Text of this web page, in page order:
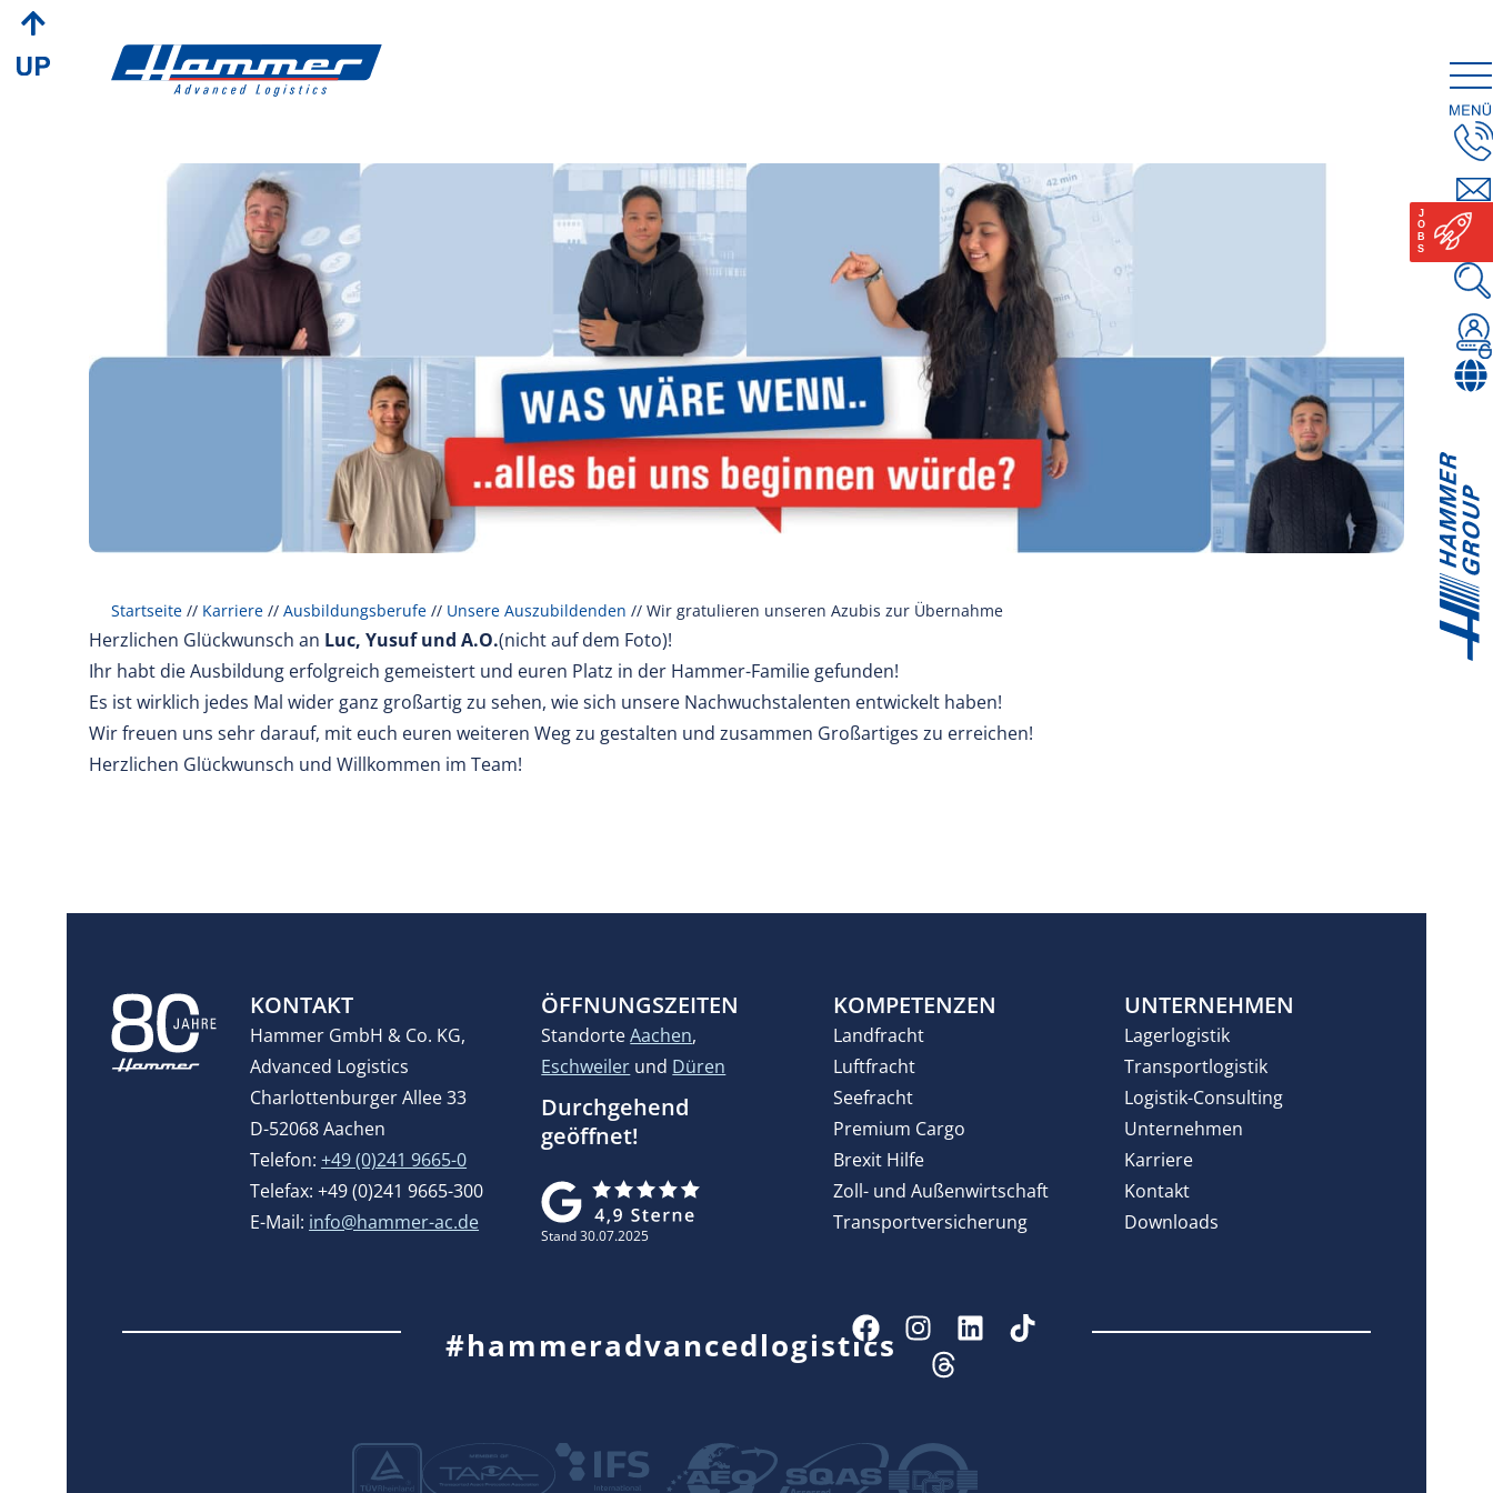
Startseite // Karriere // Ausbildungsberufe // Unsere Auszubildenden // Wir gratulieren unseren Azubis zur Übernahme
Herzlichen Glückwunsch an Luc, Yusuf und A.O.(nicht auf dem Foto)!
Ihr habt die Ausbildung erfolgreich gemeistert und euren Platz in der Hammer-Familie gefunden!
Es ist wirklich jedes Mal wider ganz großartig zu sehen, wie sich unsere Nachwuchstalenten entwickelt haben!
Wir freuen uns sehr darauf, mit euch euren weiteren Weg zu gestalten und zusammen Großartiges zu erreichen!
Herzlichen Glückwunsch und Willkommen im Team!
KONTAKT
Hammer GmbH & Co. KG,
Advanced Logistics
Charlottenburger Allee 33
D-52068 Aachen
Telefon:+49 (0)241 9665-0
Telefax: +49 (0)241 9665-300
E-Mail: info@hammer-ac.de
ÖFFNUNGSZEITEN
StandorteAachen,
Eschweiler und Düren
Durchgehend
geöffnet!
Stand 30.07.2025
KOMPETENZEN
Landfracht
Luftfracht
Seefracht
Premium Cargo
Brexit Hilfe
Zoll- und Außenwirtschaft
Transportversicherung
UNTERNEHMEN
Lagerlogistik
Transportlogistik
Logistik-Consulting
Unternehmen
Karriere
Kontakt
Downloads
#hammeradvancedlogistics